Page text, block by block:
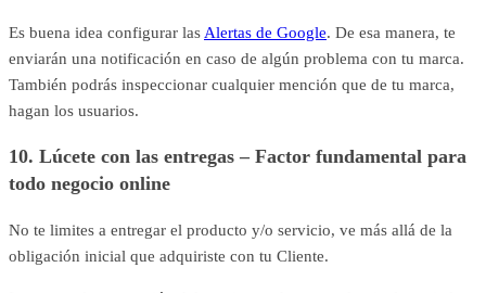
Es buena idea configurar las Alertas de Google. De esa manera, te
enviarán una notificación en caso de algún problema con tu marca.
También podrás inspeccionar cualquier mención que de tu marca,
hagan los usuarios.
10. Lúcete con las entregas – Factor fundamental para
todo negocio online
No te limites a entregar el producto y/o servicio, ve más allá de la
obligación inicial que adquiriste con tu Cliente.